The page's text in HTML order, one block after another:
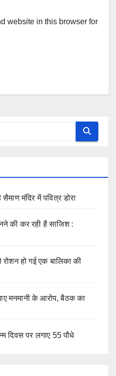
website in this browser for
मंदिर में पवित्र डोरा
की कर रही है साजिश :
हो गई एक बालिका की
मनमानी के आरोप, बैठक का
दिवस पर लगाए 55 पौधे